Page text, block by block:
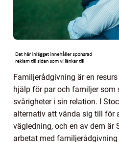
Familjerådgivning är en
hjälp för par och familjer
svårigheter i sin relation. I
alternativ att vända sig till för
vägledning, och en av dem är
arbetat med